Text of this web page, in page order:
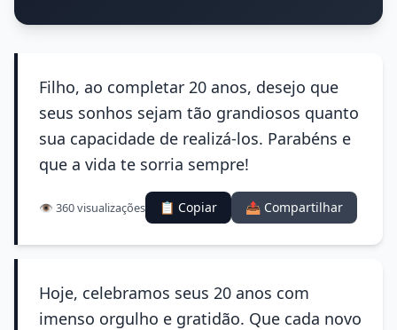
Filho, ao completar 20 anos, desejo que
seus sonhos sejam tão grandiosos quanto
sua capacidade de realizá-los. Parabéns e
que a vida te sorria sempre!
👁️ 360 visualizações 📋 Copiar 📤 Compartilhar
Hoje, celebramos seus 20 anos com
imenso orgulho e gratidão. Que cada novo